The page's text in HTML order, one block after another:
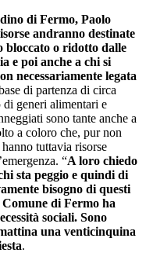
di Fermo, Paolo
andranno destinate
bloccato o ridotto dalle
e poi anche a chi si
necessariamente legata
di partenza di circa
di generi alimentari e
sono tante anche a
a coloro che, pur non
tuttavia risorse
“A loro chiedo
sta peggio e quindi di
bisogno di questi
di Fermo ha
sociali. Sono
una venticinquina
.